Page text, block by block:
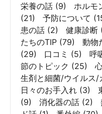
栄養の話 (9) ホルモ
(21)
予防について
患の話 (2) 健康診断
たちのTIP (79) 動物
(29)
口コミ (5) 呼
節のトピック (25)
生剤と細菌/ウイルス/
日々のお手入れ (3)
(9)
消化器の話 (2)